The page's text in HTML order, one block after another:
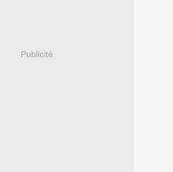
Publicité